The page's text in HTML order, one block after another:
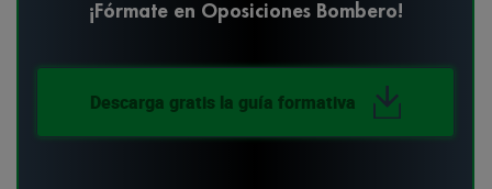
¡Fórmate en Oposiciones Bombero!
Descarga gratis la guía formativa